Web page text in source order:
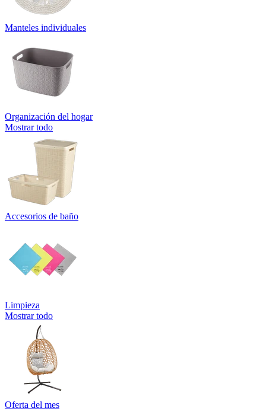
Manteles individuales
Organización del hogar
Mostrar todo
Accesorios de baño
Limpieza
Mostrar todo
Oferta del mes